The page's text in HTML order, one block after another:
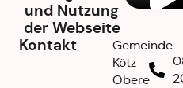
und Nutzung
der Webseite
Kontakt
Gemeinde
Kötz
Obere